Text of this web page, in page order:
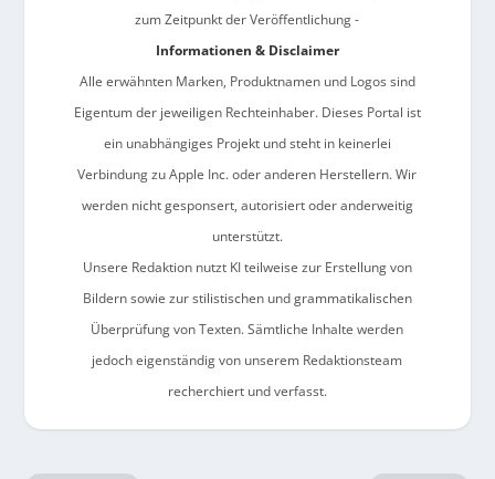
zum Zeitpunkt der Veröffentlichung -
Informationen & Disclaimer
Alle erwähnten Marken, Produktnamen und Logos sind
Eigentum der jeweiligen Rechteinhaber. Dieses Portal ist
ein unabhängiges Projekt und steht in keinerlei
Verbindung zu Apple Inc. oder anderen Herstellern. Wir
werden nicht gesponsert, autorisiert oder anderweitig
unterstützt.
Unsere Redaktion nutzt KI teilweise zur Erstellung von
Bildern sowie zur stilistischen und grammatikalischen
Überprüfung von Texten. Sämtliche Inhalte werden
jedoch eigenständig von unserem Redaktionsteam
recherchiert und verfasst.